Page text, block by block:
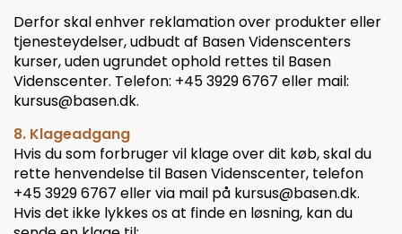
Derfor skal enhver reklamation over produkter eller
tjenesteydelser, udbudt af Basen Videnscenters
kurser, uden ugrundet ophold rettes til Basen
Videnscenter. Telefon: +45 3929 6767 eller mail:
kursus@basen.dk.
8. Klageadgang
Hvis du som forbruger vil klage over dit køb, skal du
rette henvendelse til Basen Videnscenter, telefon
+45 3929 6767 eller via mail på kursus@basen.dk.
Hvis det ikke lykkes os at finde en løsning, kan du